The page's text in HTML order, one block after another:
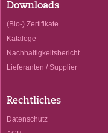
Downloads
(Bio-) Zertifikate
Kataloge
Nachhaltigkeitsbericht
Lieferanten / Supplier
Rechtliches
Datenschutz